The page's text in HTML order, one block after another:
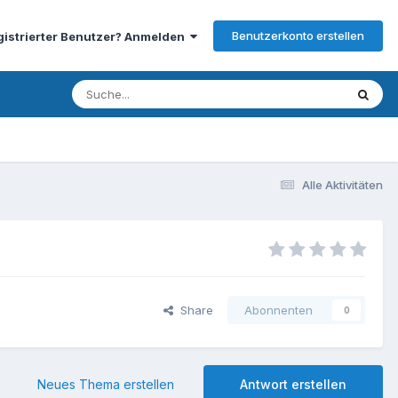
Benutzer? Anmelden Benutzerkonto erstellen
Alle Aktivitäten
Share Abonnenten 0
Antwort erstellen
Neues Thema erstellen